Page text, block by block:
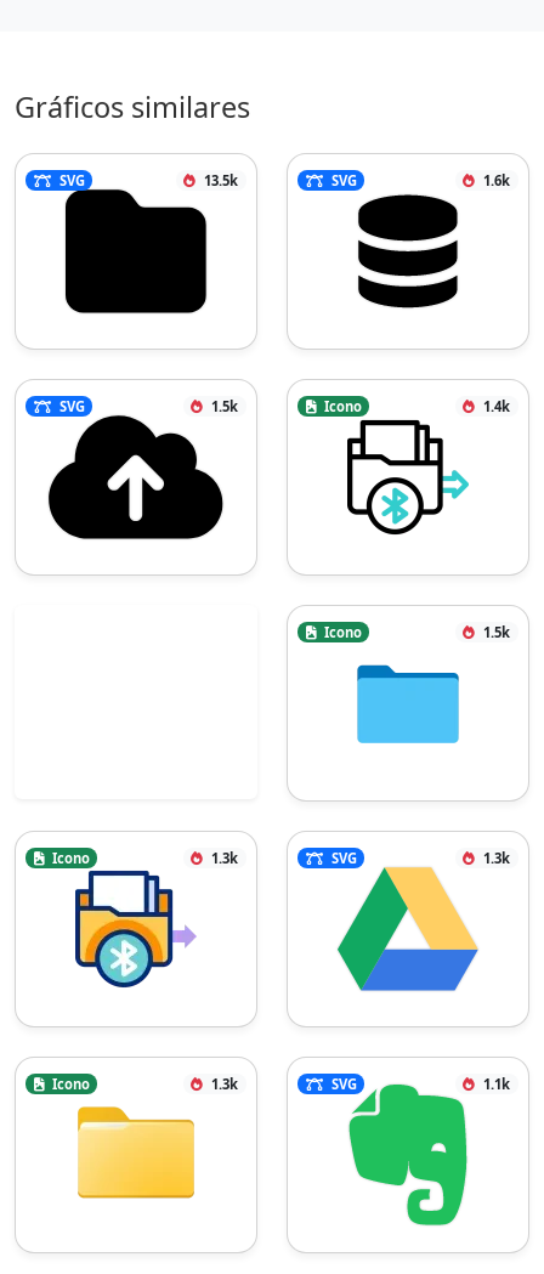
Gráficos similares
SVG 13.5k SVG 1.6k
SVG 1.5k Icono 1.4k
Icono 1.5k
Icono 1.3k SVG 1.3k
Icono 1.3k SVG 1.1k